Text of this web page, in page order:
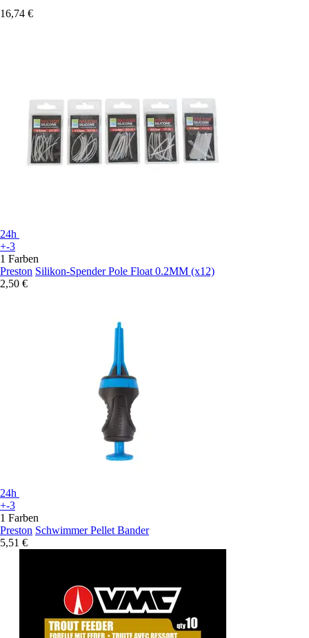
16,74 €
24h
+-3
1 Farben
Preston Silikon-Spender Pole Float 0.2MM (x12)
2,50 €
24h
+-3
1 Farben
Preston Schwimmer Pellet Bander
5,51 €